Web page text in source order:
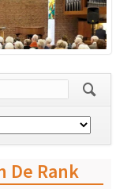
De Rank